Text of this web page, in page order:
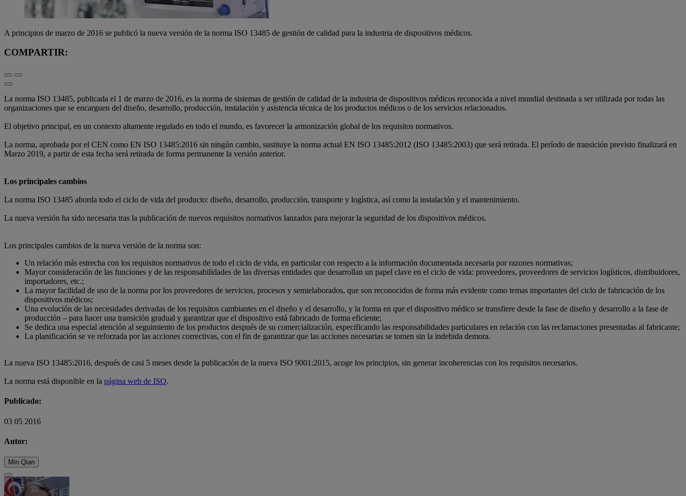
A principios de marzo de 2016 se publicó la nueva versión de la norma ISO 13485 de gestión de calidad para la industria de dispositivos médicos.
COMPARTIR:
La norma ISO 13485, publicada el 1 de marzo de 2016, es la norma de sistemas de gestión de calidad de la industria de dispositivos médicos reconocida a nivel mundial destinada a ser utilizada por todas las
organizaciones que se encarguen del diseño, desarrollo, producción, instalación y asistencia técnica de los productos médicos o de los servicios relacionados.
El objetivo principal, en un contexto altamente regulado en todo el mundo, es favorecer la armonización global de los requisitos normativos.
La norma, aprobada por el CEN como EN ISO 13485:2016 sin ningún cambio, sustituye la norma actual EN ISO 13485:2012 (ISO 13485:2003) que será retirada. El período de transición previsto finalizará en
Marzo 2019, a partir de esta fecha será retirada de forma permanente la versión anterior.
Los principales cambios
La norma ISO 13485 aborda todo el ciclo de vida del producto: diseño, desarrollo, producción, transporte y logística, así como la instalación y el mantenimiento.
La nueva versión ha sido necesaria tras la publicación de nuevos requisitos normativos lanzados para mejorar la seguridad de los dispositivos médicos.
Los principales cambios de la nueva versión de la norma son:
Un relación más estrecha con los requisitos normativos de todo el ciclo de vida, en particular con respecto a la información documentada necesaria por razones normativas;
Mayor consideración de las funciones y de las responsabilidades de las diversas entidades que desarrollan un papel clave en el ciclo de vida: proveedores, proveedores de servicios logísticos, distribuidores,
importadores, etc.;
La mayor facilidad de uso de la norma por los proveedores de servicios, procesos y semielaborados, que son reconocidos de forma más evidente como temas importantes del ciclo de fabricación de los
dispositivos médicos;
Una evolución de las necesidades derivadas de los requisitos cambiantes en el diseño y el desarrollo, y la forma en que el dispositivo médico se transfiere desde la fase de diseño y desarrollo a la fase de
producción – para hacer una transición gradual y garantizar que el dispositivo está fabricado de forma eficiente;
Se dedica una especial atención al seguimiento de los productos después de su comercialización, especificando las responsabilidades particulares en relación con las reclamaciones presentadas al fabricante;
La planificación se ve reforzada por las acciones correctivas, con el fin de garantizar que las acciones necesarias se tomen sin la indebida demora.
La nueva ISO 13485:2016, después de casi 5 meses desde la publicación de la nueva ISO 9001:2015, acoge los principios, sin generar incoherencias con los requisitos necesarios.
La norma está disponible en la página web de ISO.
Publicado:
03 05 2016
Autor:
Min Qian